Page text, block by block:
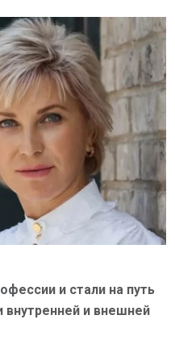
и стали на путь
и внешней